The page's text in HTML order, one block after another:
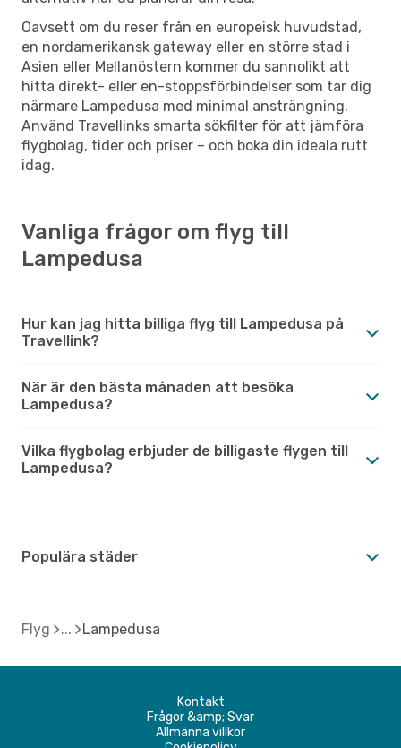
Oavsett om du reser från en europeisk huvudstad,
en nordamerikansk gateway eller en större stad i
Asien eller Mellanöstern kommer du sannolikt att
hitta direkt- eller en-stoppsförbindelser som tar dig
närmare Lampedusa med minimal ansträngning.
Använd Travellinks smarta sökfilter för att jämföra
flygbolag, tider och priser – och boka din ideala rutt
idag.
Vanliga frågor om flyg till
Lampedusa
Hur kan jag hitta billiga flyg till Lampedusa på
Travellink?
När är den bästa månaden att besöka
Lampedusa?
Vilka flygbolag erbjuder de billigaste flygen till
Lampedusa?
Populära städer
Flyg Lampedusa
Kontakt
Frågor &amp; Svar
Allmänna villkor